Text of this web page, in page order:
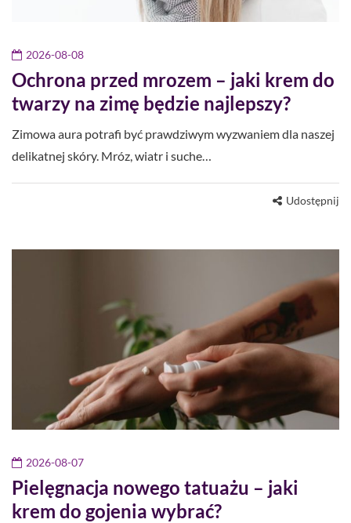
2026-08-08
Ochrona przed mrozem – jaki krem do
twarzy na zimę będzie najlepszy?
Zimowa aura potrafi być prawdziwym wyzwaniem dla naszej
delikatnej skóry. Mróz, wiatr i suche…
Udostępnij
2026-08-07
Pielęgnacja nowego tatuażu – jaki
krem do gojenia wybrać?